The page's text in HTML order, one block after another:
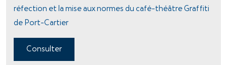
réfection et la mise aux normes du café-théâtre Graffiti
de Port-Cartier
Consulter